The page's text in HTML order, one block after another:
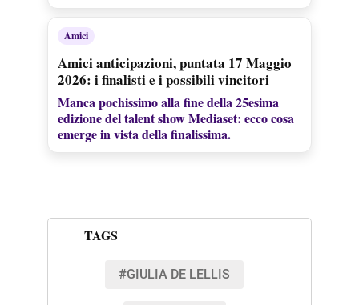
Amici
Amici anticipazioni, puntata 17 Maggio
2026: i finalisti e i possibili vincitori
Manca pochissimo alla fine della 25esima
edizione del talent show Mediaset: ecco cosa
emerge in vista della finalissima.
TAGS
#GIULIA DE LELLIS